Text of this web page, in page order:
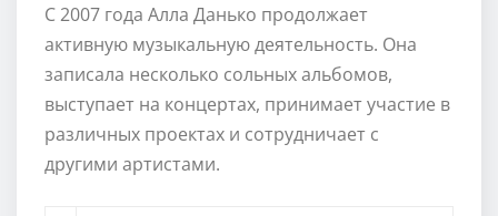
С 2007 года Алла Данько продолжает
активную музыкальную деятельность. Она
записала несколько сольных альбомов,
выступает на концертах, принимает участие в
различных проектах и сотрудничает с
другими артистами.